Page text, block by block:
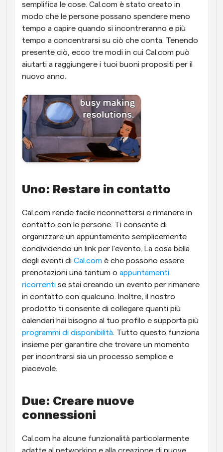
semplifica le cose. Cal.com è stato creato in
modo che le persone possano spendere meno
tempo a capire quando si incontreranno e più
tempo a concentrarsi su ciò che conta. Tenendo
presente ciò, ecco tre modi in cui Cal.com può
aiutarti a raggiungere i tuoi buoni propositi per il
nuovo anno.
Uno: Restare in contatto
Cal.com rende facile riconnettersi e rimanere in
contatto con le persone. Ti consente di
organizzare un appuntamento semplicemente
condividendo un link per l'evento. La cosa bella
degli eventi di Cal.com è che possono essere
prenotazioni una tantum o appuntamenti
ricorrenti se stai creando un evento per rimanere
in contatto con qualcuno. Inoltre, il nostro
prodotto ti consente di collegare quanti più
programmi di disponibilità. Tutto questo funziona
insieme per garantire che trovare un momento
per incontrarsi sia un processo semplice e
piacevole.
Due: Creare nuove
connessioni
Cal.com ha alcune funzionalità particolarmente